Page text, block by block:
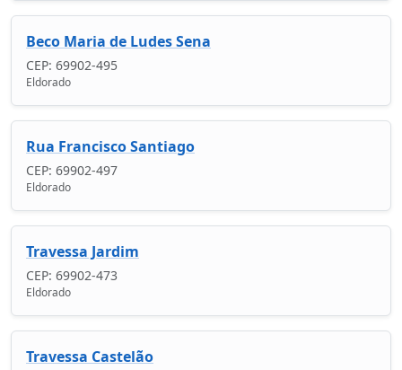
Beco Maria de Ludes Sena
CEP: 69902-495
Eldorado
Rua Francisco Santiago
CEP: 69902-497
Eldorado
Travessa Jardim
CEP: 69902-473
Eldorado
Travessa Castelão